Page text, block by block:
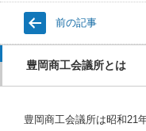
前の記事
豊岡商工会議所とは
豊岡商工会議所は昭和21